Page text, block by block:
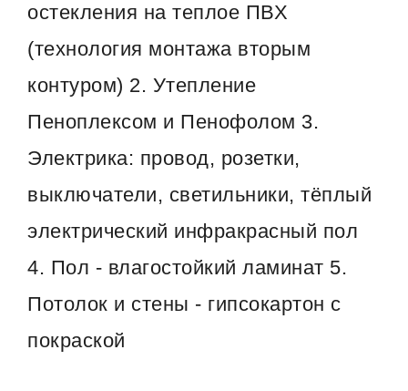
остекления на теплое ПВХ
(технология монтажа вторым
контуром) 2. Утепление
Пеноплексом и Пенофолом 3.
Электрика: провод, розетки,
выключатели, светильники, тёплый
электрический инфракрасный пол
4. Пол - влагостойкий ламинат 5.
Потолок и стены - гипсокартон с
покраской